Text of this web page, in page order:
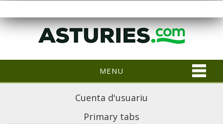
MENU
Cuenta d'usuariu
Primary tabs